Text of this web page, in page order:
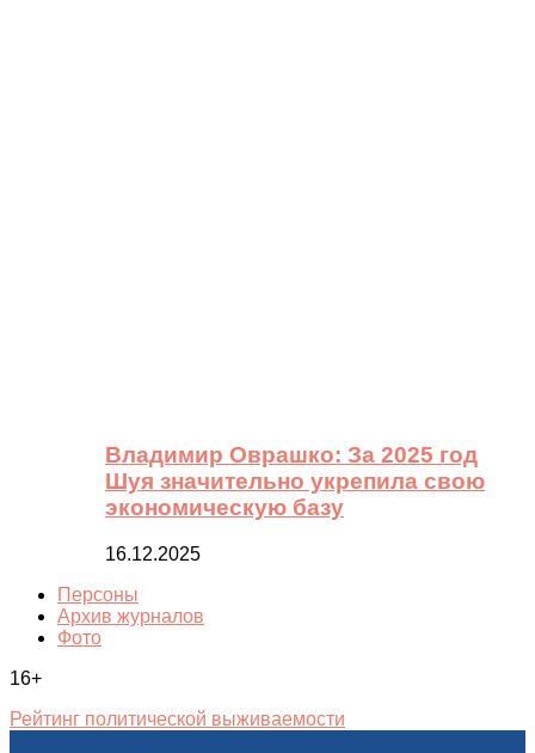
Владимир Оврашко: За 2025 год
Шуя значительно укрепила свою
экономическую базу
16.12.2025
Персоны
Архив журналов
Фото
16+
Рейтинг политической выживаемости